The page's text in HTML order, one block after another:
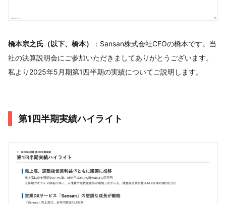
橋本宗之氏（以下、橋本）
：Sansan株式会社CFOの橋本です。当
社の決算説明会にご参加いただきましてありがとうございます。
私より2025年5月期第1四半期の実績についてご説明します。
第1四半期実績ハイライト